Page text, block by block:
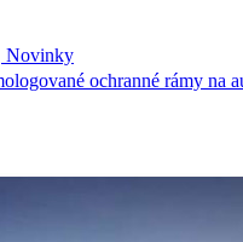
Novinky
ochranné rámy na